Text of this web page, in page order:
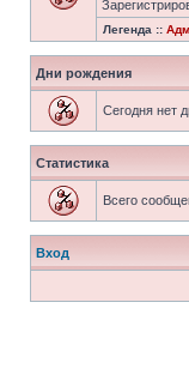
Легенда ::
Дни рождения
Сегодня нет
Статистика
Всего
Вход